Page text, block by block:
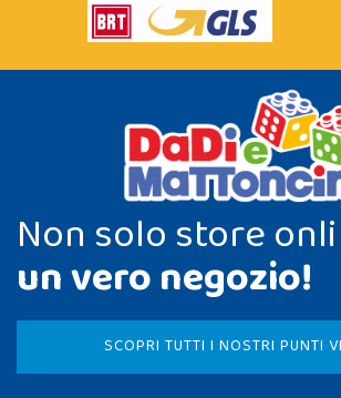
Non solo store
un vero negozio!
SCOPRI TUTTI I NOSTRI PUNTI